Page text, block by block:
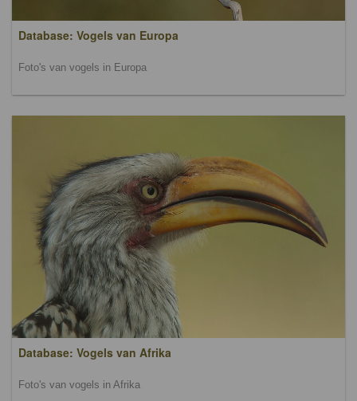
Database: Vogels van Europa
Foto's van vogels in Europa
Database: Vogels van Afrika
Foto's van vogels in Afrika